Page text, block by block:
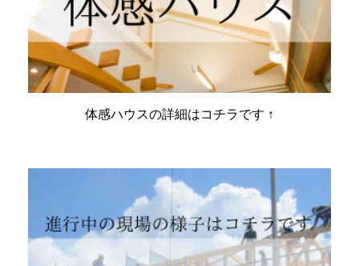
体感ハウスの詳細はコチラです ↑